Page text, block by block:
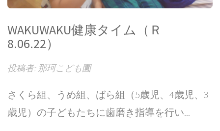
WAKUWAKU健康タイム（Ｒ
8.06.22）
投稿者: 那珂こども園
さくら組、うめ組、ばら組（5歳児、4歳児、3
歳児）の子どもたちに歯磨き指導を行い...